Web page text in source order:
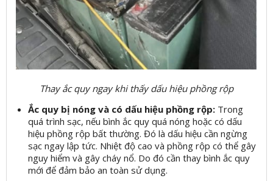
Thay ắc quy ngay khi thấy dấu hiệu phồng rộp
Ắc quy bị nóng và có dấu hiệu phồng rộp: Trong
quá trình sạc, nếu bình ắc quy quá nóng hoặc có dấu
hiệu phồng rộp bất thường. Đó là dấu hiệu cần ngừng
sạc ngay lập tức. Nhiệt độ cao và phồng rộp có thể gây
nguy hiểm và gây cháy nổ. Do đó cần thay bình ắc quy
mới để đảm bảo an toàn sử dụng.